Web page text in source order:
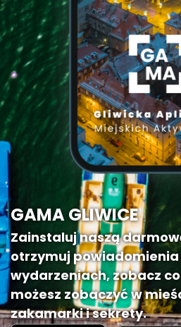
GAMA GLIWICE
Zainstaluj naszą
otrzymuj
wydarzeniach, zobacz
możesz zobaczyć w
zakamarki i sekrety.